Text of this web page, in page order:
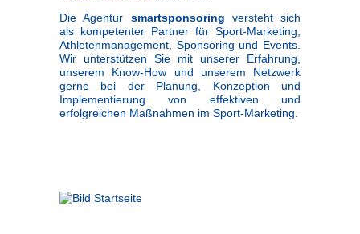
Die Agentur smartsponsoring versteht sich
als kompetenter Partner für Sport-Marketing,
Athletenmanagement, Sponsoring und Events.
Wir unterstützen Sie mit unserer Erfahrung,
unserem Know-How und unserem Netzwerk
gerne bei der Planung, Konzeption und
Implementierung von effektiven und
erfolgreichen Maßnahmen im Sport-Marketing.